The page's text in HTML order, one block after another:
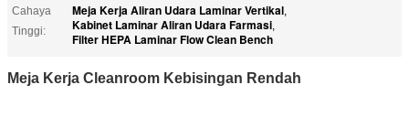
Cahaya
Tinggi:
Meja Kerja Aliran Udara Laminar Vertikal,
Kabinet Laminar Aliran Udara Farmasi,
Filter HEPA Laminar Flow Clean Bench
Meja Kerja Cleanroom Kebisingan Rendah